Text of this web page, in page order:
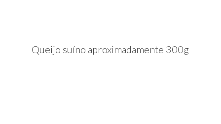
Queijo suíno aproximadamente 300g